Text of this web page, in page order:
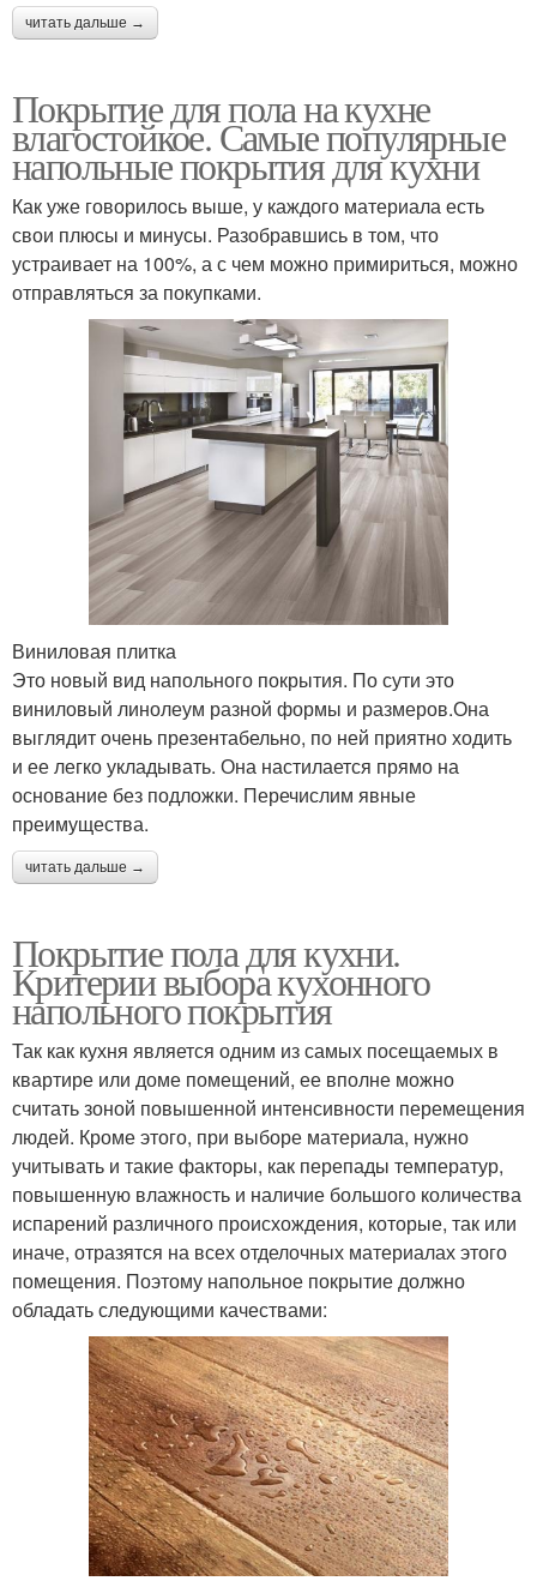
читать дальше →
Покрытие для пола на кухне
влагостойкое. Самые популярные
напольные покрытия для кухни
Как уже говорилось выше, у каждого материала есть
свои плюсы и минусы. Разобравшись в том, что
устраивает на 100%, а с чем можно примириться, можно
отправляться за покупками.
Виниловая плитка
Это новый вид напольного покрытия. По сути это
виниловый линолеум разной формы и размеров.Она
выглядит очень презентабельно, по ней приятно ходить
и ее легко укладывать. Она настилается прямо на
основание без подложки. Перечислим явные
преимущества.
читать дальше →
Покрытие пола для кухни.
Критерии выбора кухонного
напольного покрытия
Так как кухня является одним из самых посещаемых в
квартире или доме помещений, ее вполне можно
считать зоной повышенной интенсивности перемещения
людей. Кроме этого, при выборе материала, нужно
учитывать и такие факторы, как перепады температур,
повышенную влажность и наличие большого количества
испарений различного происхождения, которые, так или
иначе, отразятся на всех отделочных материалах этого
помещения. Поэтому напольное покрытие должно
обладать следующими качествами: